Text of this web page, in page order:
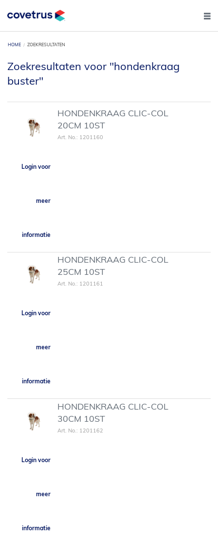
HOME ZOEKRESULTATEN
Zoekresultaten voor "hondenkraag
buster"
HONDENKRAAG CLIC-COL
20CM 10ST
Art. No.: 1201160
Login voor
meer
informatie
HONDENKRAAG CLIC-COL
25CM 10ST
Art. No.: 1201161
Login voor
meer
informatie
HONDENKRAAG CLIC-COL
30CM 10ST
Art. No.: 1201162
Login voor
meer
informatie